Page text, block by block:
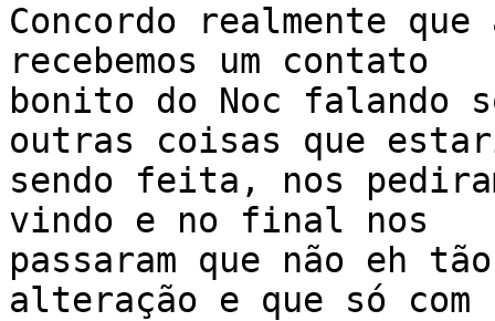
Concordo realmente
recebemos um contato
bonito do Noc falando
outras coisas que
sendo feita, nos
vindo e no final nos
passaram que não eh
alteração e que só com